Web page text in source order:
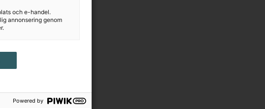
och e-handel.
annonsering genom
Powered by